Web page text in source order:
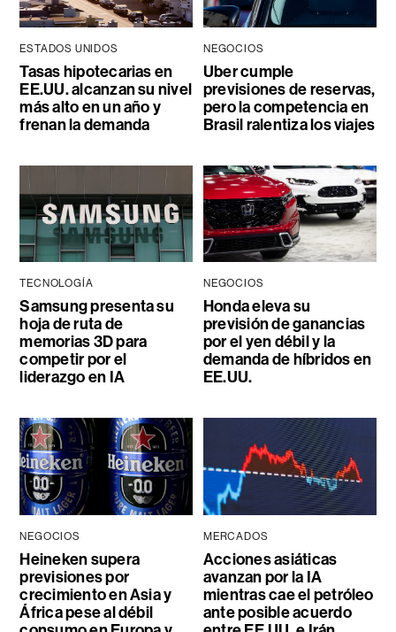
ESTADOS UNIDOS
Tasas hipotecarias en
EE.UU. alcanzan su nivel
más alto en un año y
frenan la demanda
NEGOCIOS
Uber cumple
previsiones de reservas,
pero la competencia en
Brasil ralentiza los viajes
TECNOLOGÍA
Samsung presenta su
hoja de ruta de
memorias 3D para
competir por el
liderazgo en IA
NEGOCIOS
Honda eleva su
previsión de ganancias
por el yen débil y la
demanda de híbridos en
EE.UU.
NEGOCIOS
Heineken supera
previsiones por
crecimiento en Asia y
África pese al débil
MERCADOS
Acciones asiáticas
avanzan por la IA
mientras cae el petróleo
ante posible acuerdo